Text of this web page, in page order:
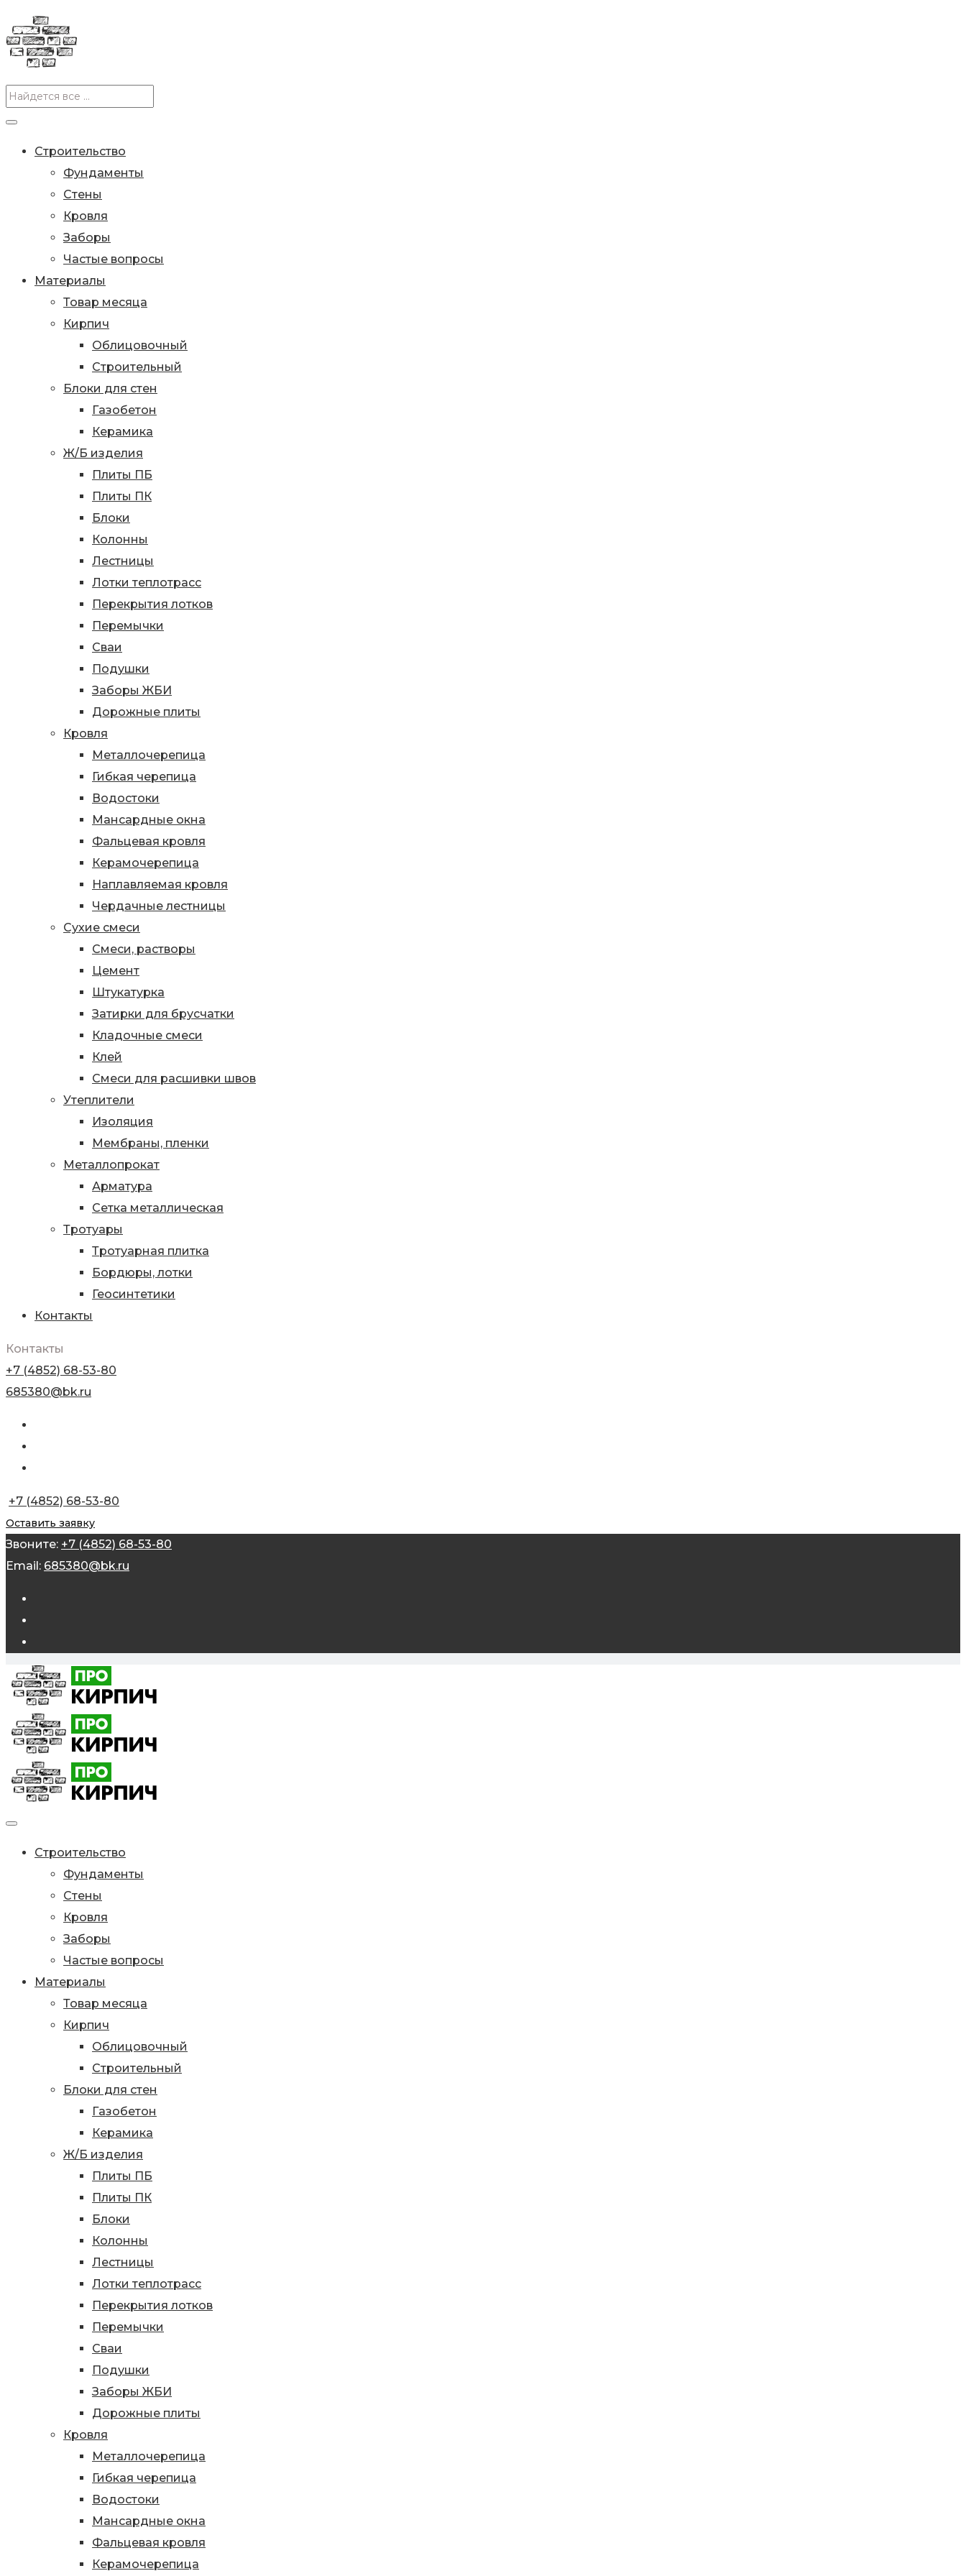
Строительство
Фундаменты
Стены
Кровля
Заборы
Частые вопросы
Материалы
Товар месяца
Кирпич
Облицовочный
Строительный
Блоки для стен
Газобетон
Керамика
Ж/Б изделия
Плиты ПБ
Плиты ПК
Блоки
Колонны
Лестницы
Лотки теплотрасс
Перекрытия лотков
Перемычки
Сваи
Подушки
Заборы ЖБИ
Дорожные плиты
Кровля
Металлочерепица
Гибкая черепица
Водостоки
Мансардные окна
Фальцевая кровля
Керамочерепица
Наплавляемая кровля
Чердачные лестницы
Сухие смеси
Смеси, растворы
Цемент
Штукатурка
Затирки для брусчатки
Кладочные смеси
Клей
Смеси для расшивки швов
Утеплители
Изоляция
Мембраны, пленки
Металлопрокат
Арматура
Сетка металлическая
Тротуары
Тротуарная плитка
Бордюры, лотки
Геосинтетики
Контакты
Контакты
+7 (4852) 68-53-80
685380@bk.ru
+7 (4852) 68-53-80
Оставить заявку
Звоните: +7 (4852) 68-53-80
Email: 685380@bk.ru
Строительство
Фундаменты
Стены
Кровля
Заборы
Частые вопросы
Материалы
Товар месяца
Кирпич
Облицовочный
Строительный
Блоки для стен
Газобетон
Керамика
Ж/Б изделия
Плиты ПБ
Плиты ПК
Блоки
Колонны
Лестницы
Лотки теплотрасс
Перекрытия лотков
Перемычки
Сваи
Подушки
Заборы ЖБИ
Дорожные плиты
Кровля
Металлочерепица
Гибкая черепица
Водостоки
Мансардные окна
Фальцевая кровля
Керамочерепица